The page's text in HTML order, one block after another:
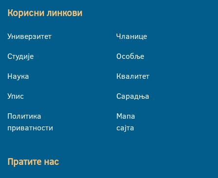
Корисни линкови
Универзитет
Студије
Наука
Упис
Политика
приватности
Чланице
Особље
Квалитет
Сарадња
Мапа
сајта
Пратите нас